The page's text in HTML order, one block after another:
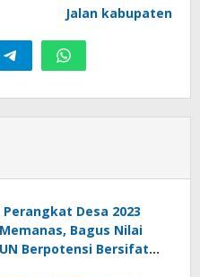
Jalan kabupaten
Perangkat Desa 2023
Bagus Nilai
Berpotensi Bersifat